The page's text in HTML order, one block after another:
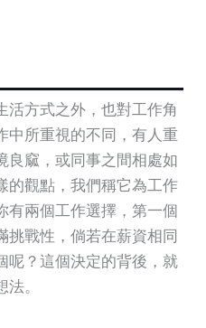
活方式之外，也對工作角
中所重視的不同，有人重
良窳，或同事之間相處如
的觀點，我們稱它為工作
有兩個工作選擇，第一個
挑戰性，倘若在薪資相同
呢？這個決定的背後，就
。